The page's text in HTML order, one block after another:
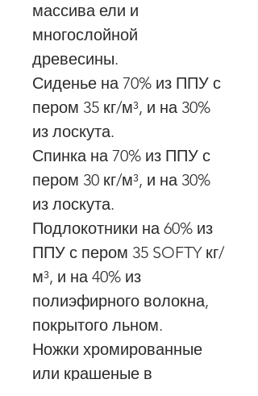
массива ели и
многослойной
древесины.
Сиденье на 70% из ППУ с
пером 35 кг/м³, и на 30%
из лоскута.
Спинка на 70% из ППУ с
пером 30 кг/м³, и на 30%
из лоскута.
Подлокотники на 60% из
ППУ с пером 35 SOFTY кг/
м³, и на 40% из
полиэфирного волокна,
покрытого льном.
Ножки хромированные
или крашеные в